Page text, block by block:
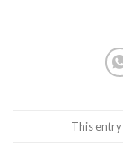
This